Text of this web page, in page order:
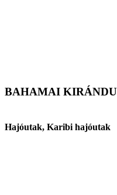
BAHAMAI
Hajóutak, Karibi hajóutak